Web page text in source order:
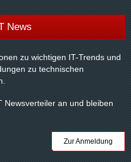
News
zu wichtigen IT-Trends und
zu technischen
Newsverteiler an und bleiben
Zur Anmeldung